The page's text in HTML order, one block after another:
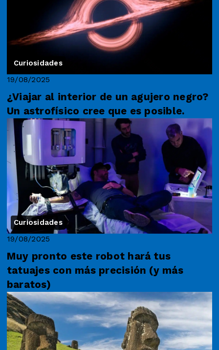
Curiosidades
19/08/2025
¿Viajar al interior de un agujero negro?
Un astrofísico cree que es posible.
Curiosidades
19/08/2025
Muy pronto este robot hará tus
tatuajes con más precisión (y más
baratos)